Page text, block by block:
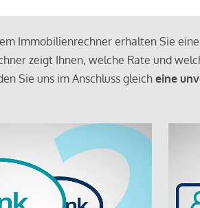
Immobilienrechner erhalten Sie
zeigt Ihnen, welche Rate und
Sie uns im Anschluss gleich eine